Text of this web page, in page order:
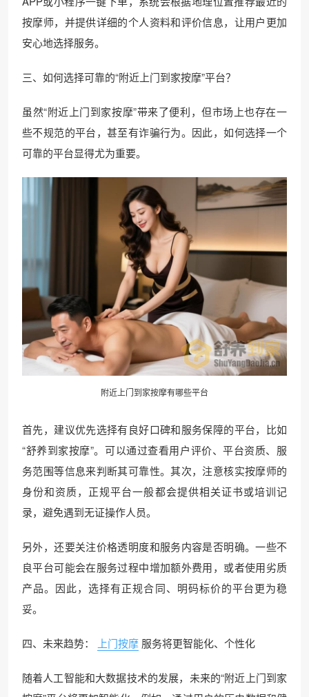
按摩师，并提供详细的个人资料和评价信息，让用户更加
安心地选择服务。
三、如何选择可靠的“附近上门到家按摩”平台？
虽然“附近上门到家按摩”带来了便利，但市场上也存在一
些不规范的平台，甚至有诈骗行为。因此，如何选择一个
可靠的平台显得尤为重要。
附近上门到家按摩有哪些平台
首先，建议优先选择有良好口碑和服务保障的平台，比如
“舒养到家按摩”。可以通过查看用户评价、平台资质、服
务范围等信息来判断其可靠性。其次，注意核实按摩师的
身份和资质，正规平台一般都会提供相关证书或培训记
录，避免遇到无证操作人员。
另外，还要关注价格透明度和服务内容是否明确。一些不
良平台可能会在服务过程中增加额外费用，或者使用劣质
产品。因此，选择有正规合同、明码标价的平台更为稳
妥。
四、未来趋势： 上门按摩 服务将更智能化、个性化
随着人工智能和大数据技术的发展，未来的“附近上门到家